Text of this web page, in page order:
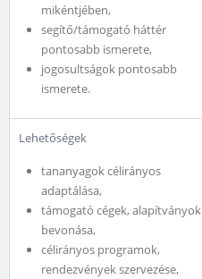
mikéntjében,
segítő/támogató háttér
pontosabb ismerete,
jogosultságok pontosabb
ismerete.
Lehetőségek
tananyagok célirányos
adaptálása,
támogató cégek, alapítványok
bevonása,
célirányos programok,
rendezvények szervezése,